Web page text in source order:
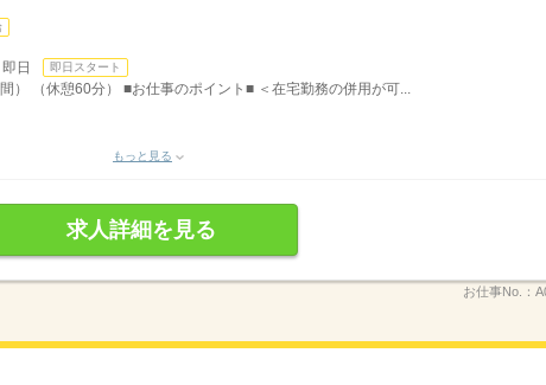
日 即日スタート
） （休憩60分） ■お仕事のポイント■ ＜在宅勤務の併用が可...
もっと見る
求人詳細を見る
お仕事No.：